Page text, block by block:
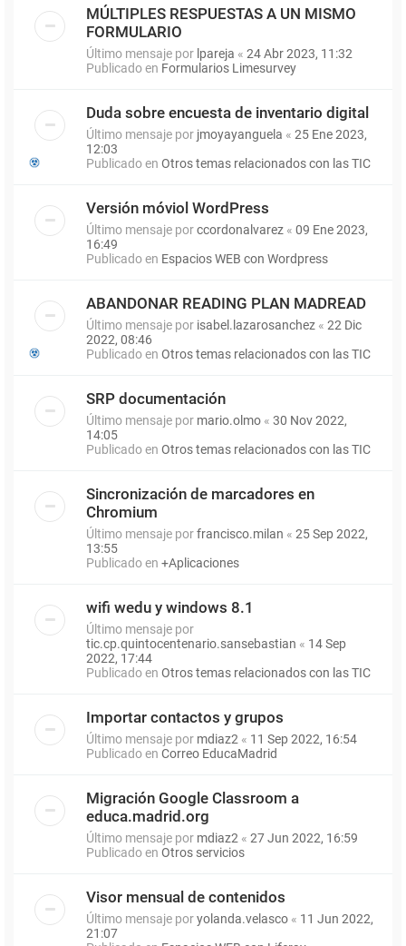
MÚLTIPLES RESPUESTAS A UN MISMO
FORMULARIO
Último mensaje por lpareja « 24 Abr 2023, 11:32
Publicado en Formularios Limesurvey
Duda sobre encuesta de inventario digital
Último mensaje por jmoyayanguela « 25 Ene 2023,
12:03
Publicado en Otros temas relacionados con las TIC
Versión móviol WordPress
Último mensaje porccordonalvarez « 09 Ene 2023,
16:49
Publicado en Espacios WEB con Wordpress
ABANDONAR READING PLAN MADREAD
Último mensaje por isabel.lazarosanchez « 22 Dic
2022, 08:46
Publicado en Otros temas relacionados con las TIC
SRP documentación
Último mensaje por mario.olmo « 30 Nov 2022,
14:05
Publicado en Otros temas relacionados con las TIC
Sincronización de marcadores en
Chromium
Último mensaje porfrancisco.milan « 25 Sep 2022,
13:55
Publicado en +Aplicaciones
wifi wedu y windows 8.1
Último mensaje por
tic.cp.quintocentenario.sansebastian « 14 Sep
2022, 17:44
Publicado en Otros temas relacionados con las TIC
Importar contactos y grupos
Último mensaje por mdiaz2 « 11 Sep 2022, 16:54
Publicado en Correo EducaMadrid
Migración Google Classroom a
educa.madrid.org
Último mensaje por mdiaz2 « 27 Jun 2022, 16:59
Publicado en Otros servicios
Visor mensual de contenidos
Último mensaje poryolanda.velasco « 11 Jun 2022,
21:07